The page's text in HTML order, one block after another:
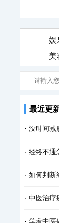
娱
美
最近更
· 没时间减
· 经络不通
· 如何判断
· 中医治疗
· 学着中医